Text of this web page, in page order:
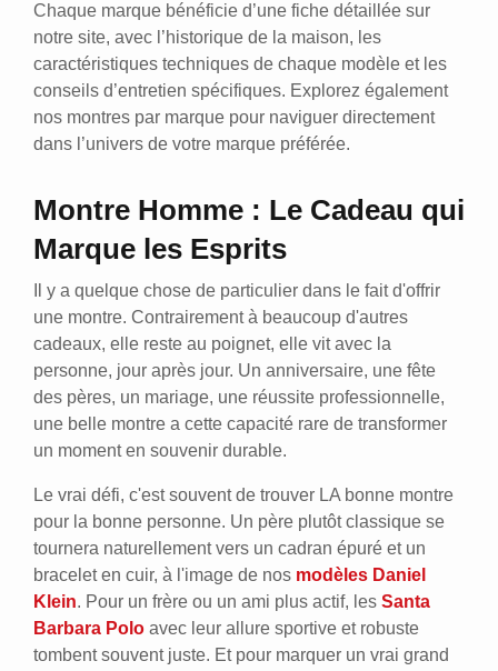
Chaque marque bénéficie d’une fiche détaillée sur
notre site, avec l’historique de la maison, les
caractéristiques techniques de chaque modèle et les
conseils d’entretien spécifiques. Explorez également
nos montres par marque pour naviguer directement
dans l’univers de votre marque préférée.
Montre Homme : Le Cadeau qui
Marque les Esprits
Il y a quelque chose de particulier dans le fait d'offrir
une montre. Contrairement à beaucoup d'autres
cadeaux, elle reste au poignet, elle vit avec la
personne, jour après jour. Un anniversaire, une fête
des pères, un mariage, une réussite professionnelle,
une belle montre a cette capacité rare de transformer
un moment en souvenir durable.
Le vrai défi, c'est souvent de trouver LA bonne montre
pour la bonne personne. Un père plutôt classique se
tournera naturellement vers un cadran épuré et un
bracelet en cuir, à l'image de nos modèles Daniel
Klein. Pour un frère ou un ami plus actif, les Santa
Barbara Polo avec leur allure sportive et robuste
tombent souvent juste. Et pour marquer un vrai grand